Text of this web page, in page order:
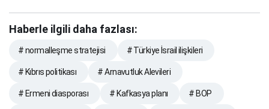
Haberle ilgili daha fazlası:
# normalleşme stratejisi # Türkiye İsrail ilişkileri
# Kıbrıs politikası # Arnavutluk Alevileri
# Ermeni diasporası # Kafkasya planı # BOP